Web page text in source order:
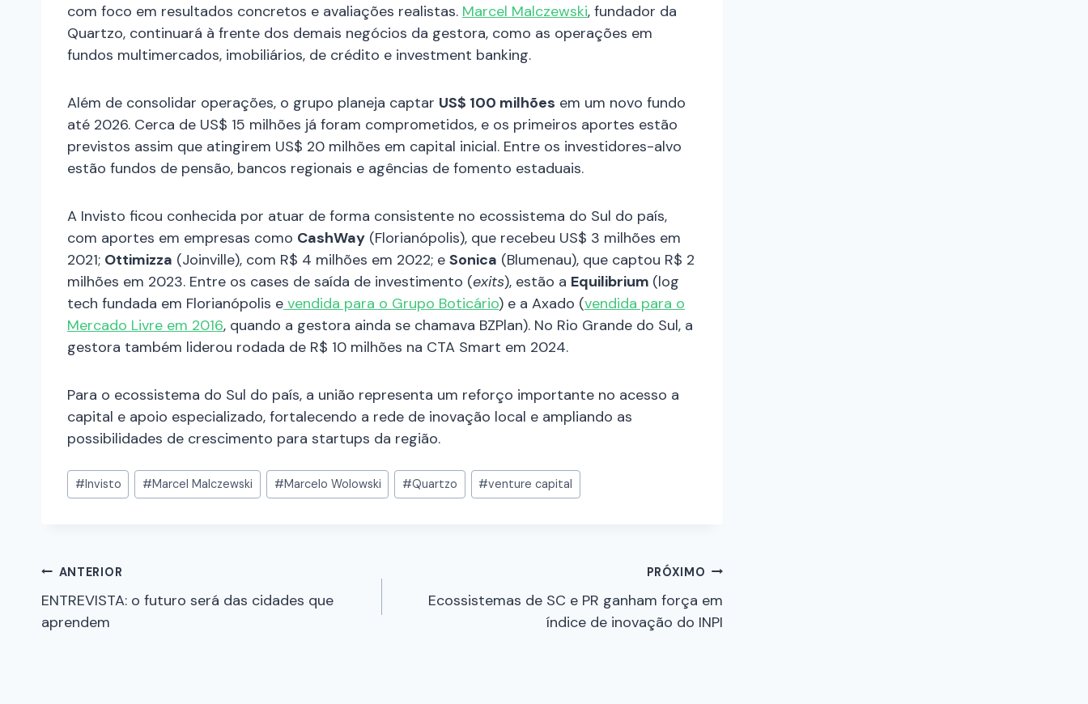
com foco em resultados concretos e avaliações realistas. Marcel Malczewski, fundador da
Quartzo, continuará à frente dos demais negócios da gestora, como as operações em
fundos multimercados, imobiliários, de crédito e investment banking.
Além de consolidar operações, o grupo planeja captar US$ 100 milhões em um novo fundo
até 2026. Cerca de US$ 15 milhões já foram comprometidos, e os primeiros aportes estão
previstos assim que atingirem US$ 20 milhões em capital inicial. Entre os investidores-alvo
estão fundos de pensão, bancos regionais e agências de fomento estaduais.
A Invisto ficou conhecida por atuar de forma consistente no ecossistema do Sul do país,
com aportes em empresas como CashWay (Florianópolis), que recebeu US$ 3 milhões em
2021; Ottimizza (Joinville), com R$ 4 milhões em 2022; e Sonica (Blumenau), que captou R$ 2
milhões em 2023. Entre os cases de saída de investimento (exits), estão a Equilibrium (log
tech fundada em Florianópolis e vendida para o Grupo Boticário) e a Axado (vendida para o
Mercado Livre em 2016, quando a gestora ainda se chamava BZPlan). No Rio Grande do Sul, a
gestora também liderou rodada de R$ 10 milhões na CTA Smart em 2024.
Para o ecossistema do Sul do país, a união representa um reforço importante no acesso a
capital e apoio especializado, fortalecendo a rede de inovação local e ampliando as
possibilidades de crescimento para startups da região.
#Invisto #Marcel Malczewski #Marcelo Wolowski #Quartzo #venture capital
ANTERIOR
ENTREVISTA: o futuro será das cidades que
aprendem
PRÓXIMO
Ecossistemas de SC e PR ganham força em
índice de inovação do INPI